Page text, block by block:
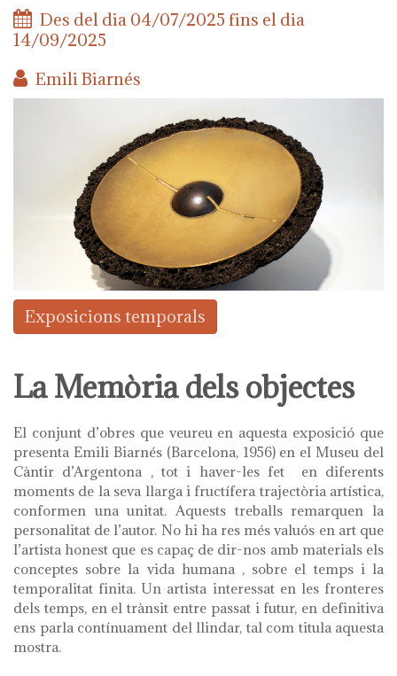
Des del dia 04/07/2025 fins el dia
14/09/2025
Emili Biarnés
Exposicions temporals
La Memòria dels objectes
El conjunt d’obres que veureu en aquesta exposició que
presenta Emili Biarnés (Barcelona, 1956) en el Museu del
Càntir d’Argentona , tot i haver-les fet en diferents
moments de la seva llarga i fructífera trajectòria artística,
conformen una unitat. Aquests treballs remarquen la
personalitat de l’autor. No hi ha res més valuós en art que
l’artista honest que es capaç de dir-nos amb materials els
conceptes sobre la vida humana , sobre el temps i la
temporalitat finita. Un artista interessat en les fronteres
dels temps, en el trànsit entre passat i futur, en definitiva
ens parla contínuament del llindar, tal com titula aquesta
mostra.